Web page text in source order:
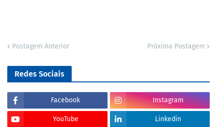
Postagem Anterior Próxima Postagem
Redes Sociais
Facebook Instagram
YouTube Linkedin